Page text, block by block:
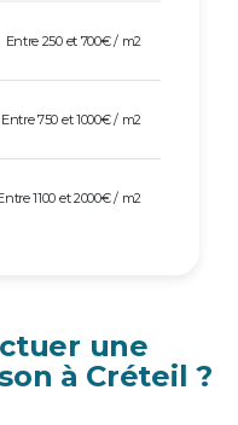
Entre 250 et 700€ / m2
Entre 750 et 1000€ / m2
1100 et 2000€ / m2
une
à Créteil ?